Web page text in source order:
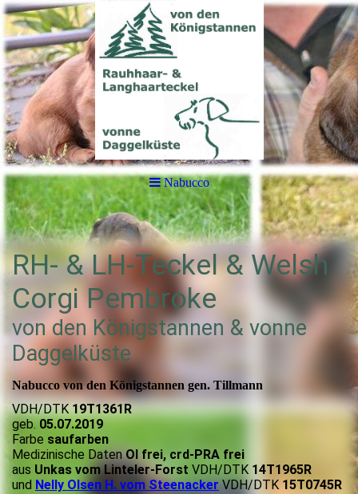
Nabucco
RH- & LH-Teckel & Welsh
Corgi Pembroke
von den Königstannen & vonne
Daggelküste
Nabucco von den Königstannen gen. Tillmann
VDH/DTK19T1361R
geb.05.07.2019
Farbe saufarben
Medizinische DatenOI frei, crd-PRA frei
aus Unkas vom Linteler-Forst VDH/DTK 14T1965R
und Nelly Olsen H. vom SteenackerVDH/DTK 15T0745R